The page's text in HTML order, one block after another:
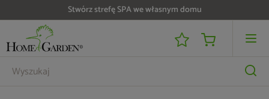
Stwórz strefę SPA we własnym domu